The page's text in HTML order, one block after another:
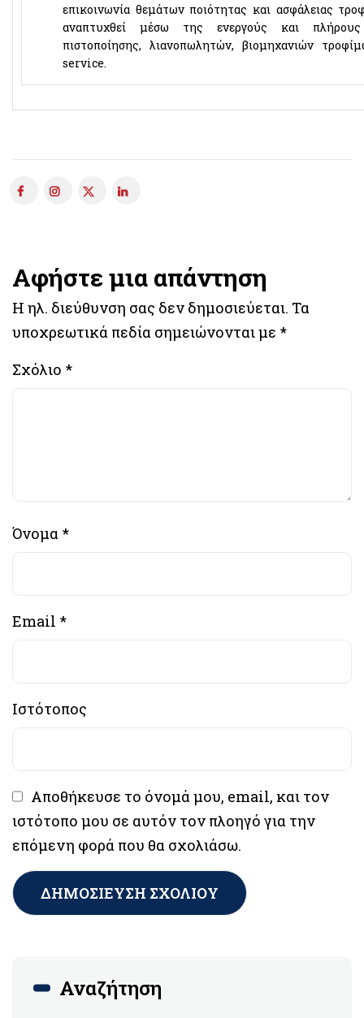
επικοινωνία θεμάτων ποιότητας και ασφάλειας
αναπτυχθεί μέσω της ενεργούς και
πιστοποίησης, λιανοπωλητών, βιομηχανιών
service.
Αφήστε μια απάντηση
Η ηλ. διεύθυνση σας δεν δημοσιεύεται. Τα
υποχρεωτικά πεδία σημειώνονται με *
Σχόλιο *
Όνομα *
Email *
Ιστότοπος
Αποθήκευσε το όνομά μου, email, και τον
ιστότοπο μου σε αυτόν τον πλοηγό για την
επόμενη φορά που θα σχολιάσω.
Αναζήτηση